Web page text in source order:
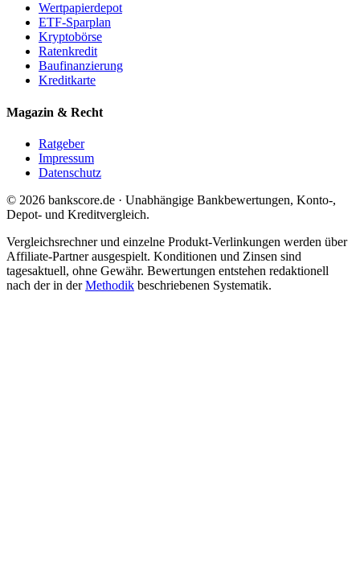
Wertpapierdepot
ETF-Sparplan
Kryptobörse
Ratenkredit
Baufinanzierung
Kreditkarte
Magazin & Recht
Ratgeber
Impressum
Datenschutz
© 2026 bankscore.de · Unabhängige Bankbewertungen, Konto-,
Depot- und Kreditvergleich.
Vergleichsrechner und einzelne Produkt-Verlinkungen werden über
Affiliate-Partner ausgespielt. Konditionen und Zinsen sind
tagesaktuell, ohne Gewähr. Bewertungen entstehen redaktionell
nach der in derMethodik beschriebenen Systematik.